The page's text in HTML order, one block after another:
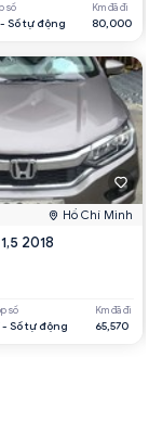
số
- Số tự động
Km đã đi
80,000
Hồ Chí Minh
2018
số
- Số tự động
Km đã đi
65,570